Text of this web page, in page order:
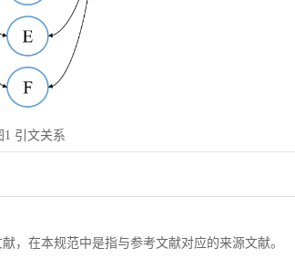
1 引文关系
，在本规范中是指与参考文献对应的来源文献。